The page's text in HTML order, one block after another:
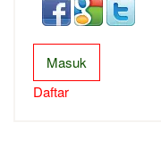
Masuk
Daftar